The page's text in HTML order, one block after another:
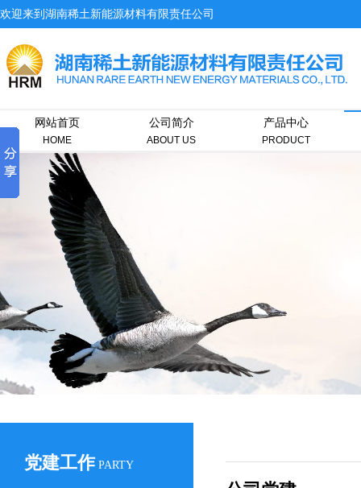
欢迎来到湖南稀土新能源材料有限责任公司
网站首页
HOME
公司简介
ABOUT US
产品中心
PRODUCT
党建工作 PARTY